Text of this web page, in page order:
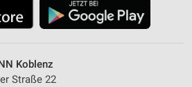
Koblenz
Straße 22